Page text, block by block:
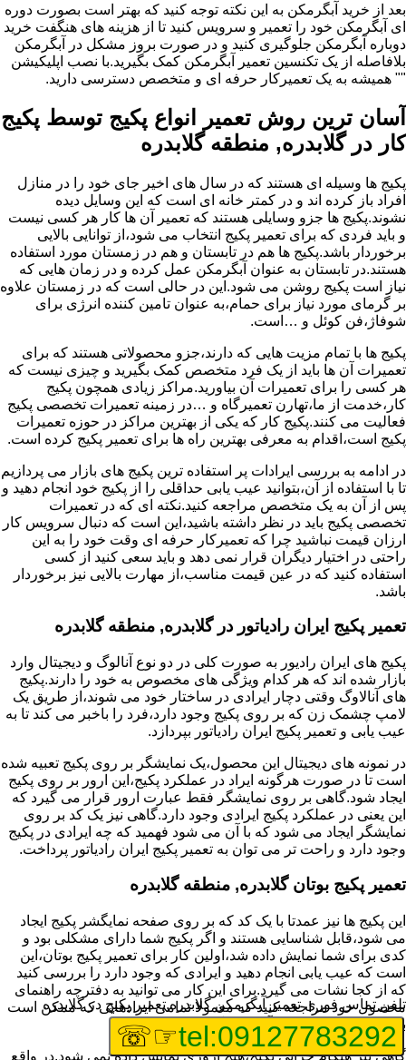
بعد از خرید آبگرمکن به این نکته توجه کنید که بهتر است بصورت دوره
ای آبگرمکن خود را تعمیر و سرویس کنید تا از هزینه های هنگفت خرید
دوباره آبگرمکن جلوگیری کنید و در صورت بروز مشکل در آبگرمکن
بلافاصله از یک تکنسین تعمیر آبگرمکن کمک بگیرید.با نصب اپلیکیشن
"" همیشه به یک تعمیرکار حرفه ای و متخصص دسترسی دارید.
آسان ترین روش تعمیر انواع پکیج توسط پکیج
کار در گلابدره, منطقه گلابدره
پکیج ها وسیله ای هستند که در سال های اخیر جای خود را در منازل
افراد باز کرده اند و در کمتر خانه ای است که این وسایل دیده
نشوند.پکیج ها جزو وسایلی هستند که تعمیر آن ها کار هر کسی نیست
و باید فردی که برای تعمیر پکیج انتخاب می شود،از توانایی بالایی
برخوردار باشد.پکیج ها هم در تابستان و هم در زمستان مورد استفاده
هستند.در تابستان به عنوان آبگرمکن عمل کرده و در زمان هایی که
نیاز است پکیج روشن می شود.این در حالی است که در زمستان علاوه
بر گرمای مورد نیاز برای حمام،به عنوان تامین کننده انرژی برای
شوفاژ،فن کوئل و …است.
پکیج ها با تمام مزیت هایی که دارند،جزو محصولاتی هستند که برای
تعمیرات آن ها باید از یک فرد متخصص کمک بگیرید و چیزی نیست که
هر کسی را برای تعمیرات آن بیاورید.مراکز زیادی همچون پکیج
کار،خدمت از ما،تهارن تعمیرگاه و …در زمینه تعمیرات تخصصی پکیج
فعالیت می کنند.پکیج کار که یکی از بهترین مراکز در حوزه تعمیرات
پکیج است،اقدام به معرفی بهترین راه ها برای تعمیر پکیج کرده است.
در ادامه به بررسی ایرادات پر استفاده ترین پکیج های بازار می پردازیم
تا با استفاده از آن،بتوانید عیب یابی حداقلی را از پکیج خود انجام دهید و
پس از آن به یک متخصص مراجعه کنید.نکته ای که در تعمیرات
تخصصی پکیج باید در نظر داشته باشید،این است که دنبال سرویس کار
ارزان قیمت نباشید چرا که تعمیرکار حرفه ای وقت خود را به این
راحتی در اختیار دیگران قرار نمی دهد و باید سعی کنید از کسی
استفاده کنید که در عین قیمت مناسب،از مهارت بالایی نیز برخوردار
باشد.
تعمیر پکیج ایران رادیاتور در گلابدره, منطقه گلابدره
پکیج های ایران رادیور به صورت کلی در دو نوع آنالوگ و دیجیتال وارد
بازار شده اند که هر کدام ویژگی های مخصوص به خود را دارند.پکیج
های آنالاوگ وقتی دچار ایرادی در ساختار خود می شوند،از طریق یک
لامپ چشمک زن که بر روی پکیج وجود دارد،فرد را باخبر می کند تا به
عیب یابی و تعمیر پکیج ایران رادیاتور بپردازد.
در نمونه های دیجیتال این محصول،یک نمایشگر بر روی پکیج تعبیه شده
است تا در صورت هرگونه ایراد در عملکرد پکیج،این ارور بر روی پکیج
ایجاد شود.گاهی بر روی نمایشگر فقط عبارت ارور قرار می گیرد که
این یعنی در عملکرد پکیج ایرادی وجود دارد.گاهی نیز یک کد بر روی
نمایشگر ایجاد می شود که با آن می شود فهمید که چه ایرادی در پکیج
وجود دارد و راحت تر می توان به تعمیر پکیج ایران رادیاتور پرداخت.
تعمیر پکیج بوتان گلابدره, منطقه گلابدره
این پکیج ها نیز عمدتا با یک کد که بر روی صفحه نمایگشر پکیج ایجاد
می شود،قابل شناسایی هستند و اگر پکیج شما دارای مشکلی بود و
کدی برای شما نمایش داده شد،اولین کار برای تعمیر پکیج بوتان،این
است که عیب یابی انجام دهید و ایرادی که وجود دارد را بررسی کنید
که از کجا نشات می گیرد.برای این کار می توانید به دفترچه راهنمای
محصول خود مراجعه کنید که معمولا تمامی ایرادهایی که ممکن است
برای پکیج پیش بیاید در آن قرار گرفته است.
گاهی نیز هنگام خرابی پکیج،هیچ اروری نمایش داده نمی شود.در واقع
تلفن تماس فوریتعمیر آبگرمکن گلابدره,تعمیر پکیج در گلابدره
tel:09127783292
☞☏